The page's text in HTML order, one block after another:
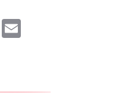
WhatsApp